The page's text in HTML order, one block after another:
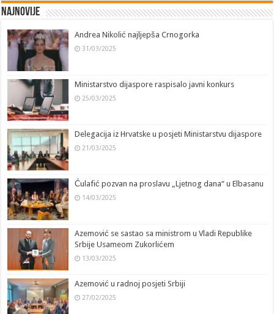
Najnovije
Andrea Nikolić najljepša Crnogorka
31/03/2025
Ministarstvo dijaspore raspisalo javni konkurs
25/03/2025
Delegacija iz Hrvatske u posjeti Ministarstvu dijaspore
21/03/2025
Ćulafić pozvan na proslavu „Ljetnog dana“ u Elbasanu
14/03/2025
Azemović se sastao sa ministrom u Vladi Republike
Srbije Usameom Zukorlićem
13/03/2025
Azemović u radnoj posjeti Srbiji
27/02/2025